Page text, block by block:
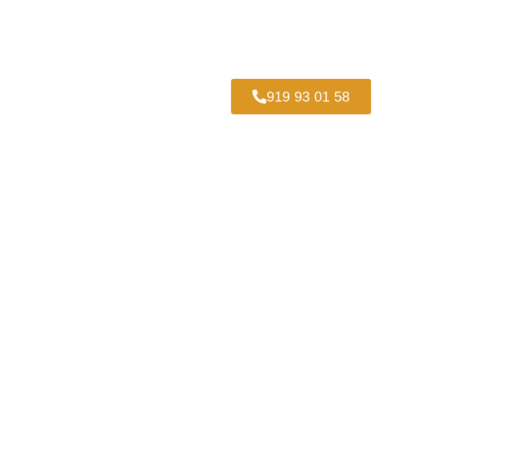
919 93 01 58